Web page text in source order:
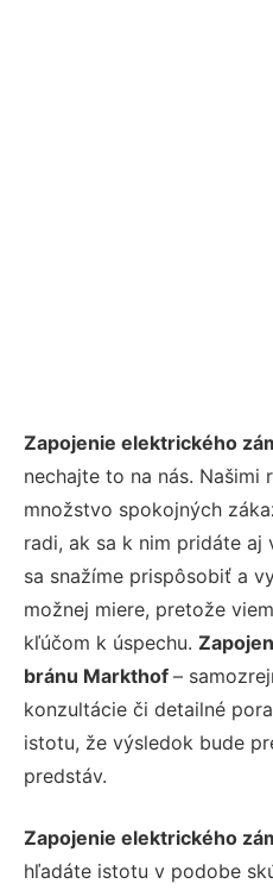
Zapojenie elektrického
nechajte to na nás. Našimi
množstvo spokojných
radi, ak sa k nim pridáte aj
sa snažíme prispôsobiť a
možnej miere, pretože
kľúčom k úspechu.
bránu Markthof –
konzultácie či detailné
istotu, že výsledok bude
predstáv.
Zapojenie elektrického
hľadáte istotu v podobe